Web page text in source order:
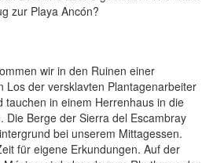
zur Playa Ancón?
wir in den Ruinen einer
Los der versklavten Plantagenarbeiter
tauchen in einem Herrenhaus in die
Die Berge der Sierra del Escambray
bei unserem Mittagessen.
für eigene Erkundungen. Auf der